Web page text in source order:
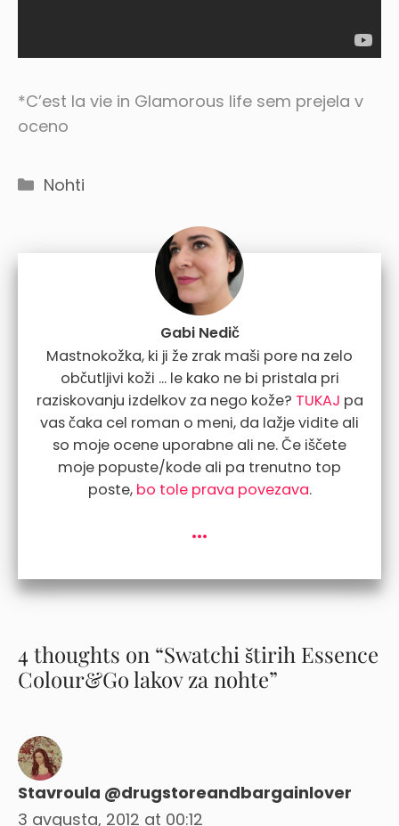
*C’est la vie in Glamorous life sem prejela v
oceno
Categories
Nohti
Gabi Nedič
Mastnokožka, ki ji že zrak maši pore na zelo
občutljivi koži ... le kako ne bi pristala pri
raziskovanju izdelkov za nego kože? TUKAJ pa
vas čaka cel roman o meni, da lažje vidite ali
so moje ocene uporabne ali ne. Če iščete
moje popuste/kode ali pa trenutno top
poste, bo tole prava povezava.
...
4 thoughts on “Swatchi štirih Essence
Colour&Go lakov za nohte”
Stavroula @drugstoreandbargainlover
3 avgusta, 2012 at 00:12